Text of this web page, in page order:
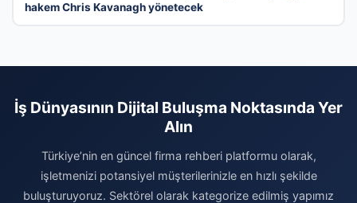
hakem Chris Kavanagh yönetecek
İş Dünyasının Dijital Buluşma Noktasında Yer
Alın
Türkiye’nin en güncel firma rehberi platformu olarak,
işletmenizi potansiyel müşterilerinizle en hızlı şekilde
buluşturuyoruz. Sektörel olarak kategorize edilmiş yapımız